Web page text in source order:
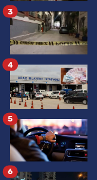
3
4
5
6